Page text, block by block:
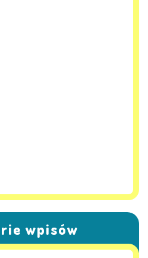
wpisów